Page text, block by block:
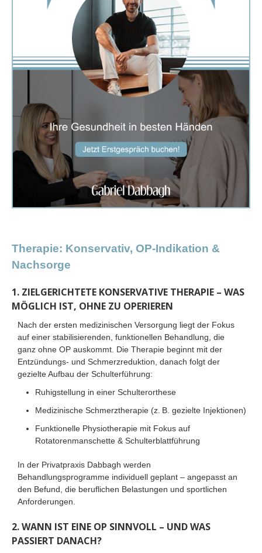
Therapie: Konservativ, OP-Indikation &
Nachsorge
1. ZIELGERICHTETE KONSERVATIVE THERAPIE – WAS
MÖGLICH IST, OHNE ZU OPERIEREN
Nach der ersten medizinischen Versorgung liegt der Fokus
auf einer stabilisierenden, funktionellen Behandlung, die
ganz ohne OP auskommt. Die Therapie beginnt mit der
Entzündungs- und Schmerzreduktion, danach folgt der
gezielte Aufbau der Schulterführung:
Ruhigstellung in einer Schulterorthese
Medizinische Schmerztherapie (z. B. gezielte Injektionen)
Funktionelle Physiotherapie mit Fokus auf
Rotatorenmanschette & Schulterblattführung
In der Privatpraxis Dabbagh werden
Behandlungsprogramme individuell geplant – angepasst an
den Befund, die beruflichen Belastungen und sportlichen
Anforderungen.
2. WANN IST EINE OP SINNVOLL – UND WAS
PASSIERT DANACH?